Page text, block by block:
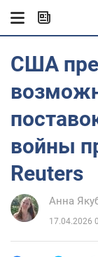
США
войны
Reuters
Анна
17.04.2026